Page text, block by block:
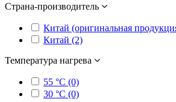
Страна-производитель
Китай (оригинальная
Китай (2)
Температура нагрева
55 °C (0)
30 °C (0)